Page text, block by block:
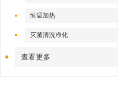
恒温加热
灭菌清洗净化
查看更多